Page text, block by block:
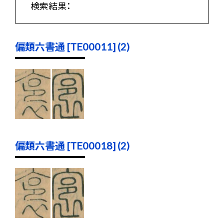
検索結果：
偏類六書通 [TE00011] (2)
偏類六書通 [TE00018] (2)